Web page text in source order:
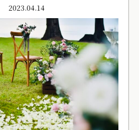
2023.04.14